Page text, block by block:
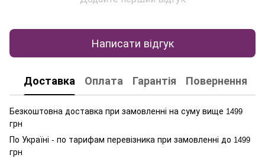
Написати відгук
Доставка Оплата Гарантія Повернення
Безкоштовна доставка при замовленні на суму вище 1499
грн
По Україні - по тарифам перевізника при замовленні до 1499
грн